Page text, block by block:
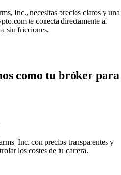
Inc., necesitas precios claros y una
te conecta directamente al
sin fricciones.
como tu bróker para
Inc. con precios transparentes y
los costes de tu cartera.